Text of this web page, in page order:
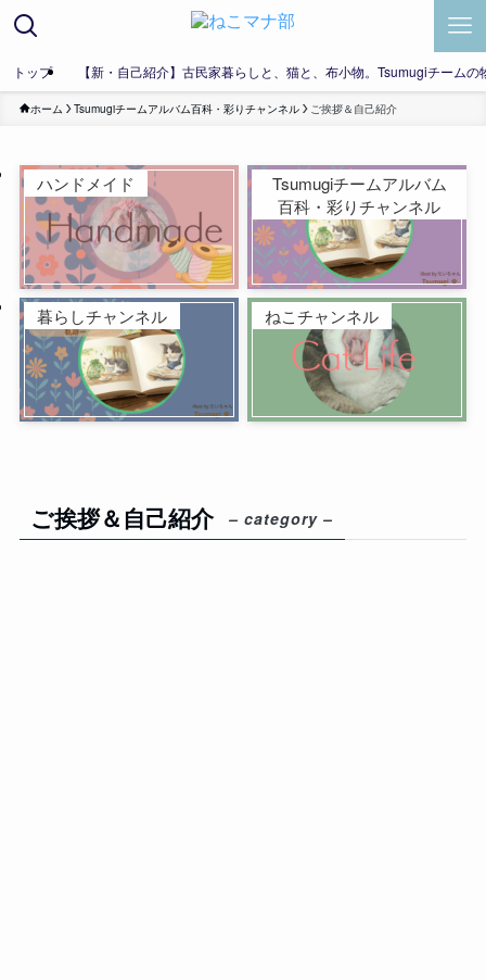
トップ 【新・自己紹介】古民家暮らしと、猫と、布小物。Tsumugiチームの
ホーム Tsumugiチームアルバム百科・彩りチャンネル ご挨拶＆自己紹介
ハンドメイド
Tsumugiチームアルバム
百科・彩りチャンネル
暮らしチャンネル ねこチャンネル
ご挨拶＆自己紹介 – category –